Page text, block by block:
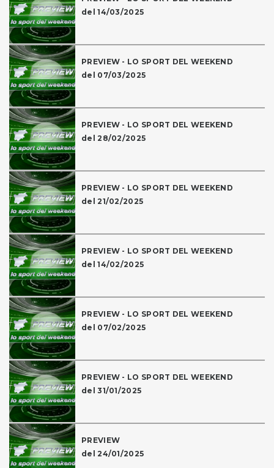
del 14/03/2025
PREVIEW - LO SPORT DEL WEEKEND
del 07/03/2025
PREVIEW - LO SPORT DEL WEEKEND
del 28/02/2025
PREVIEW - LO SPORT DEL WEEKEND
del 21/02/2025
PREVIEW - LO SPORT DEL WEEKEND
del 14/02/2025
PREVIEW - LO SPORT DEL WEEKEND
del 07/02/2025
PREVIEW - LO SPORT DEL WEEKEND
del 31/01/2025
PREVIEW
del 24/01/2025